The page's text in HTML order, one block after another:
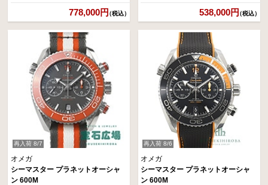
778,000円（税込） 538,000円（税込）
再入荷 8/7
オメガ
シーマスター プラネットオーシャ
ン 600M
再入荷 8/6
オメガ
シーマスター プラネットオーシャ
ン 600M